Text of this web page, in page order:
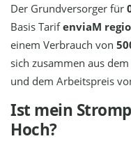
Der Grundversorger für
Basis TarifenviaM regio
einem Verbrauch von
sich zusammen aus
und dem Arbeitspreis
Ist mein
Hoch?